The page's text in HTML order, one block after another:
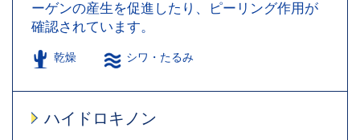
ーゲンの産生を促進したり、ピーリング作用が
確認されています。
乾燥 シワ・たるみ
ハイドロキノン